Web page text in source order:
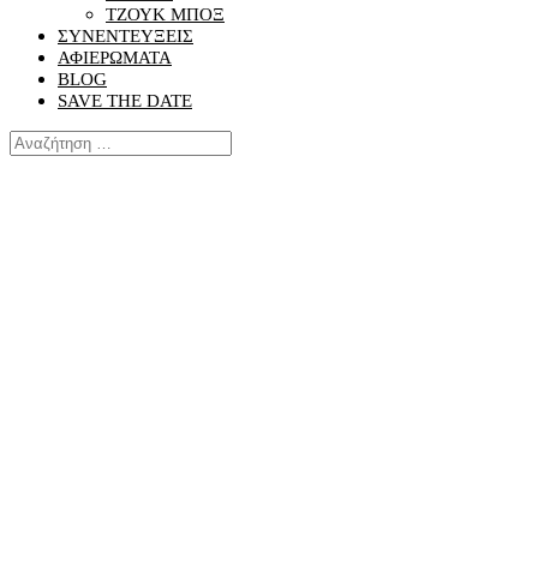
ΤΖΟΥΚ ΜΠΟΞ
ΣΥΝΕΝΤΕΥΞΕΙΣ
ΑΦΙΕΡΩΜΑΤΑ
BLOG
SAVE THE DATE